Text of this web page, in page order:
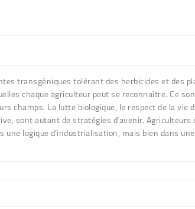
transgéniques tolérant des herbicides et des
chaque agriculteur peut se reconnaître. Ce
champs. La lutte biologique, le respect de la vie
sont autant de stratégies d’avenir. Agriculteurs
logique d’industrialisation, mais bien dans